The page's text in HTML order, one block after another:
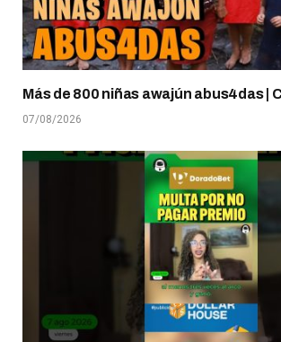
Más de 800 niñas awajún abus4das |
07/08/2026